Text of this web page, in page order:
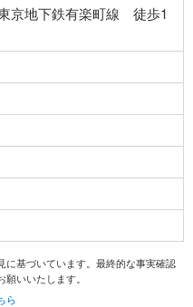
京地下鉄有楽町線 徒歩1
に基づいています。最終的な事実確認
いいたします。
ら